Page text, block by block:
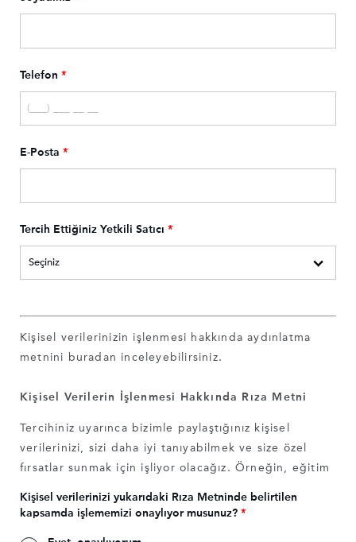
Telefon *
E-Posta *
Tercih Ettiğiniz Yetkili Satıcı *
Kişisel verilerinizin işlenmesi hakkında aydınlatma
metnini
buradan inceleyebilirsiniz.
Kişisel Verilerin İşlenmesi Hakkında Rıza Metni
Tercihiniz uyarınca bizimle paylaştığınız kişisel
verilerinizi, sizi daha iyi tanıyabilmek ve size özel
fırsatlar sunmak için işliyor olacağız. Örneğin, eğitim
özel fırsatlar tasarlamamızı ve sunmamızı isterseniz bu
Kişisel verilerinizi yukarıdaki Rıza Metninde belirtilen
kapsamda işlememizi onaylıyor musunuz? *